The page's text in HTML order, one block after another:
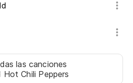
las canciones
Hot Chili Peppers